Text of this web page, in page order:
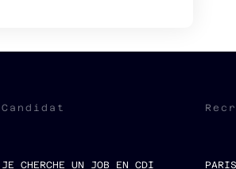
Candidat
JE CHERCHE UN JOB EN CDI PARIS